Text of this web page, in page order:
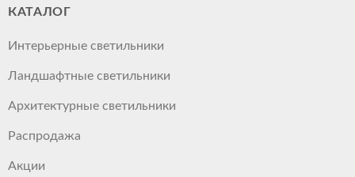
КАТАЛОГ
Интерьерные светильники
Ландшафтные светильники
Архитектурные светильники
Распродажа
Акции